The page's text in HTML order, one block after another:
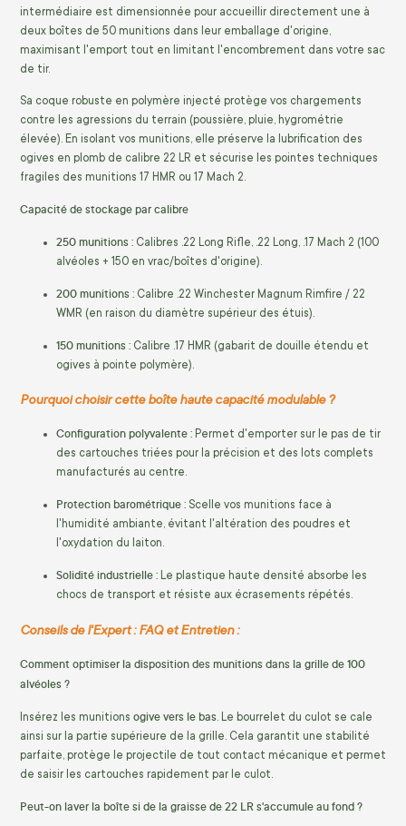
intermédiaire est dimensionnée pour accueillir directement une à
deux boîtes de 50 munitions dans leur emballage d'origine,
maximisant l'emport tout en limitant l'encombrement dans votre sac
de tir.
Sa coque robuste en polymère injecté protège vos chargements
contre les agressions du terrain (poussière, pluie, hygrométrie
élevée). En isolant vos munitions, elle préserve la lubrification des
ogives en plomb de calibre 22 LR et sécurise les pointes techniques
fragiles des munitions 17 HMR ou 17 Mach 2.
Capacité de stockage par calibre
250 munitions : Calibres .22 Long Rifle, .22 Long, .17 Mach 2 (100
alvéoles + 150 en vrac/boîtes d'origine).
200 munitions : Calibre .22 Winchester Magnum Rimfire / 22
WMR (en raison du diamètre supérieur des étuis).
150 munitions : Calibre .17 HMR (gabarit de douille étendu et
ogives à pointe polymère).
Pourquoi choisir cette boîte haute capacité modulable ?
Configuration polyvalente : Permet d'emporter sur le pas de tir
des cartouches triées pour la précision et des lots complets
manufacturés au centre.
Protection barométrique : Scelle vos munitions face à
l'humidité ambiante, évitant l'altération des poudres et
l'oxydation du laiton.
Solidité industrielle : Le plastique haute densité absorbe les
chocs de transport et résiste aux écrasements répétés.
Conseils de l'Expert : FAQ et Entretien :
Comment optimiser la disposition des munitions dans la grille de 100
alvéoles ?
Insérez les munitions ogive vers le bas. Le bourrelet du culot se cale
ainsi sur la partie supérieure de la grille. Cela garantit une stabilité
parfaite, protège le projectile de tout contact mécanique et permet
de saisir les cartouches rapidement par le culot.
Peut-on laver la boîte si de la graisse de 22 LR s'accumule au fond ?